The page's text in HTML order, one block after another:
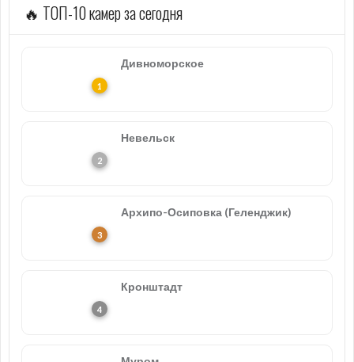
🔥 ТОП-10 камер за сегодня
Дивноморское
Невельск
Архипо-Осиповка (Геленджик)
Кронштадт